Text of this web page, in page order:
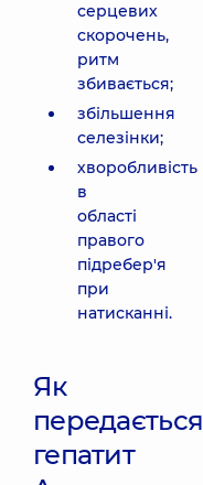
серцевих
скорочень,
ритм
збивається;
збільшення
селезінки;
хворобливість
в
області
правого
підребер'я
при
натисканні.
Як
передається
гепатит